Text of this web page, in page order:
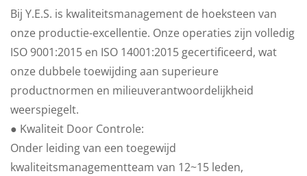
Bij Y.E.S. is kwaliteitsmanagement de hoeksteen van
onze productie-excellentie. Onze operaties zijn volledig
ISO 9001:2015 en ISO 14001:2015 gecertificeerd, wat
onze dubbele toewijding aan superieure
productnormen en milieuverantwoordelijkheid
weerspiegelt.
● Kwaliteit Door Controle:
Onder leiding van een toegewijd
kwaliteitsmanagementteam van 12~15 leden,